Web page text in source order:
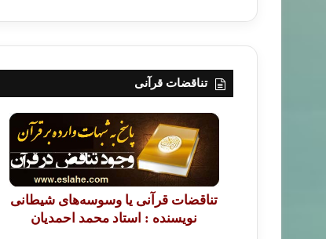
تناقضات قرآنی
تناقضات قرآنی یا وسوسه‌های شیطانی
نویسنده : استاد محمد احمدیان